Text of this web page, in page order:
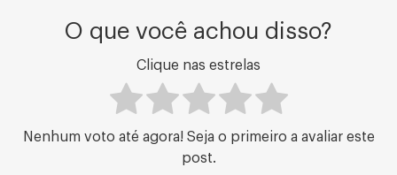
O que você achou disso?
Clique nas estrelas
Nenhum voto até agora! Seja o primeiro a avaliar este
post.